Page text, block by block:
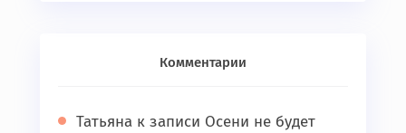
Комментарии
Татьяна к записи Осени не будет